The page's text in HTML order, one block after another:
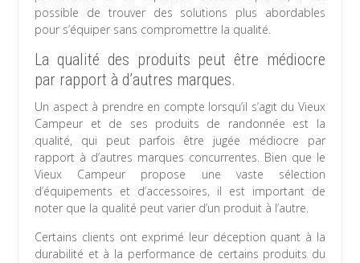
possible de trouver des solutions plus abordables
pour s’équiper sans compromettre la qualité.
La qualité des produits peut être médiocre
par rapport à d’autres marques.
Un aspect à prendre en compte lorsqu’il s’agit du Vieux
Campeur et de ses produits de randonnée est la
qualité, qui peut parfois être jugée médiocre par
rapport à d’autres marques concurrentes. Bien que le
Vieux Campeur propose une vaste sélection
d’équipements et d’accessoires, il est important de
noter que la qualité peut varier d’un produit à l’autre.
Certains clients ont exprimé leur déception quant à la
durabilité et à la performance de certains produits du